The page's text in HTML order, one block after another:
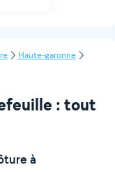
Haute-garonne
: tout
à